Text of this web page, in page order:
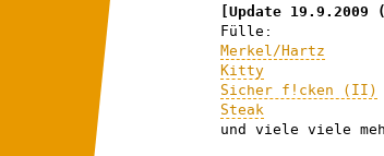
[Update 19.9.2009
Fülle:
Merkel/Hartz
Kitty
Sicher f!cken (II)
Steak
und viele viele